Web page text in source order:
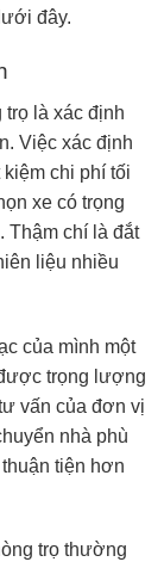
đây.
trọ là xác định
Việc xác định
chi phí tối
xe có trọng
Thậm chí là đắt
liệu nhiều
của mình một
trọng lượng
vấn của đơn vị
nhà phù
tiện hơn
trọ thường